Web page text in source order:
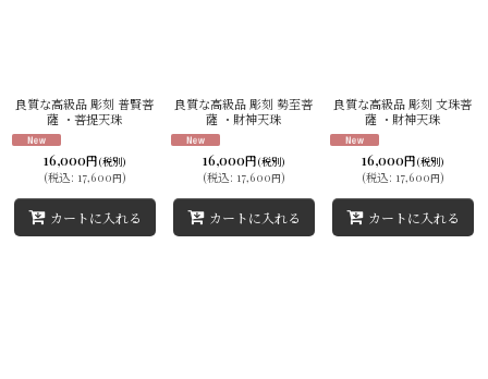
絞り込む
良質な高級品 彫刻 普賢菩
薩 ・菩提天珠
16,000円 (税別)
(税込: 17,600円)
カートに入れる
良質な高級品 彫刻 勢至菩
薩 ・財神天珠
16,000円 (税別)
(税込: 17,600円)
カートに入れる
良質な高級品 彫刻 文珠菩
薩 ・財神天珠
16,000円 (税別)
(税込: 17,600円)
カートに入れる